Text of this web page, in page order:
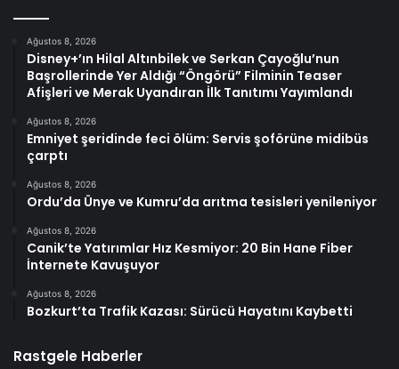
Ağustos 8, 2026
Disney+’ın Hilal Altınbilek ve Serkan Çayoğlu’nun
Başrollerinde Yer Aldığı “Öngörü” Filminin Teaser
Afişleri ve Merak Uyandıran İlk Tanıtımı Yayımlandı
Ağustos 8, 2026
Emniyet şeridinde feci ölüm: Servis şoförüne midibüs
çarptı
Ağustos 8, 2026
Ordu’da Ünye ve Kumru’da arıtma tesisleri yenileniyor
Ağustos 8, 2026
Canik’te Yatırımlar Hız Kesmiyor: 20 Bin Hane Fiber
İnternete Kavuşuyor
Ağustos 8, 2026
Bozkurt’ta Trafik Kazası: Sürücü Hayatını Kaybetti
Rastgele Haberler